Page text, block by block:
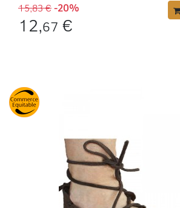
15,83 €-20%
12,67 €